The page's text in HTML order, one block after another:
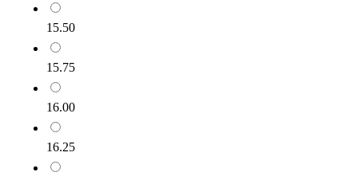
15.50
15.75
16.00
16.25